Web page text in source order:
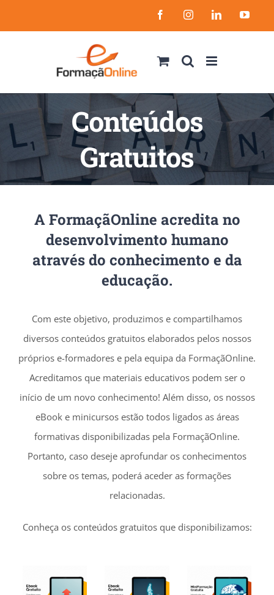
to
FacebookInstagramLinkedIn
Conteúdos
Gratuitos
A FormaçãOnline acredita no
desenvolvimento humano
através do conhecimento e da
educação.
Com este objetivo, produzimos e compartilhamos
diversos conteúdos gratuitos elaborados pelos nossos
próprios e-formadores e pela equipa da FormaçãOnline.
Acreditamos que materiais educativos podem ser o
início de um novo conhecimento! Além disso, os nossos
eBook e minicursos estão todos ligados as áreas
formativas disponibilizadas pela FormaçãOnline.
Portanto, caso deseje aprofundar os conhecimentos
sobre os temas, poderá aceder as formações
relacionadas.
Conheça os conteúdos gratuitos que disponibilizamos: